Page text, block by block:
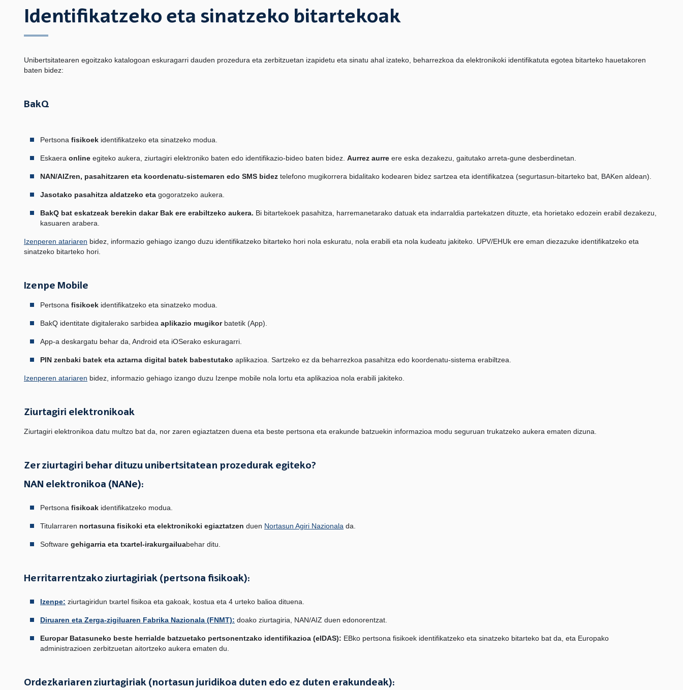
Identifikatzeko eta sinatzeko bitartekoak
Unibertsitatearen egoitzako katalogoan eskuragarri dauden prozedura eta zerbitzuetan izapidetu eta sinatu ahal izateko, beharrezkoa da elektronikoki identifikatuta egotea bitarteko hauetakoren
baten bidez:
BakQ
Pertsona fisikoek identifikatzeko eta sinatzeko modua.
Eskaera online egiteko aukera, ziurtagiri elektroniko baten edo identifikazio-bideo baten bidez. Aurrez aurre ere eska dezakezu, gaitutako arreta-gune desberdinetan.
NAN/AIZren, pasahitzaren eta koordenatu-sistemaren edo SMS bidez telefono mugikorrera bidalitako kodearen bidez sartzea eta identifikatzea (segurtasun-bitarteko bat, BAKen aldean).
Jasotako pasahitza aldatzeko eta gogoratzeko aukera.
BakQ bat eskatzeak berekin dakar Bak ere erabiltzeko aukera. Bi bitartekoek pasahitza, harremanetarako datuak eta indarraldia partekatzen dituzte, eta horietako edozein erabil dezakezu,
kasuaren arabera.
Izenperen atariaren bidez, informazio gehiago izango duzu identifikatzeko bitarteko hori nola eskuratu, nola erabili eta nola kudeatu jakiteko. UPV/EHUk ere eman diezazuke identifikatzeko eta
sinatzeko bitarteko hori.
Izenpe Mobile
Pertsona fisikoek identifikatzeko eta sinatzeko modua.
BakQ identitate digitalerako sarbidea aplikazio mugikorbatetik (App).
App-a deskargatu behar da, Android eta iOSerako eskuragarri.
PIN zenbaki batek eta aztarna digital batek babestutako aplikazioa. Sartzeko ez da beharrezkoa pasahitza edo koordenatu-sistema erabiltzea.
Izenperen atariaren bidez, informazio gehiago izango duzu Izenpe mobile nola lortu eta aplikazioa nola erabili jakiteko.
Ziurtagiri elektronikoak
Ziurtagiri elektronikoa datu multzo bat da, nor zaren egiaztatzen duena eta beste pertsona eta erakunde batzuekin informazioa modu seguruan trukatzeko aukera ematen dizuna.
Zer ziurtagiri behar dituzu unibertsitatean prozedurak egiteko?
NAN elektronikoa (NANe):
Pertsona fisikoak identifikatzeko modua.
Titularraren nortasuna fisikoki eta elektronikoki egiaztatzen duen Nortasun Agiri Nazionala da.
Software gehigarria eta txartel-irakurgailuabehar ditu.
Herritarrentzako ziurtagiriak (pertsona fisikoak):
Izenpe: ziurtagiridun txartel fisikoa eta gakoak, kostua eta 4 urteko balioa dituena.
Diruaren eta Zerga-zigiluaren Fabrika Nazionala (FNMT): doako ziurtagiria, NAN/AIZ duen edonorentzat.
Europar Batasuneko beste herrialde batzuetako pertsonentzako identifikazioa (eIDAS): EBko pertsona fisikoek identifikatzeko eta sinatzeko bitarteko bat da, eta Europako
administrazioen zerbitzuetan aitortzeko aukera ematen du.
Ordezkariaren ziurtagiriak (nortasun juridikoa duten edo ez duten erakundeak):